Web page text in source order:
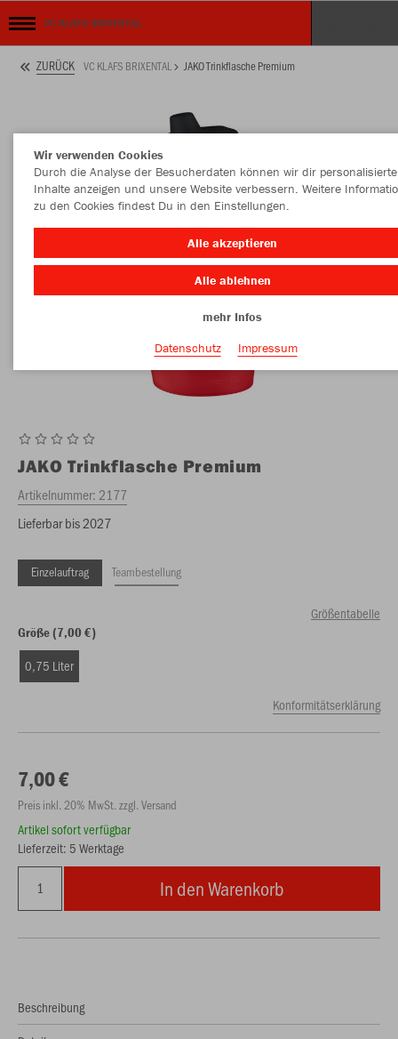
VC KLAFS BRIXENTAL
ZURÜCK VC KLAFS BRIXENTAL JAKO Trinkflasche Premium
JAKO Trinkflasche Premium
Artikelnummer: 2177
Lieferbar bis 2027
Einzelauftrag Teambestellung
Größentabelle
Größe (7,00 €)
0,75 Liter
Konformitätserklärung
7,00 €
Preis inkl. 20% MwSt. zzgl. Versand
Artikel sofort verfügbar
Lieferzeit: 5 Werktage
In den Warenkorb
Beschreibung
Wir verwenden Cookies
Durch die Analyse der Besucherdaten können wir dir personalisierte
Inhalte anzeigen und unsere Website verbessern. Weitere
zu den Cookies findest Du in den Einstellungen.
Alle akzeptieren
Alle ablehnen
mehr Infos
Datenschutz
Impressum